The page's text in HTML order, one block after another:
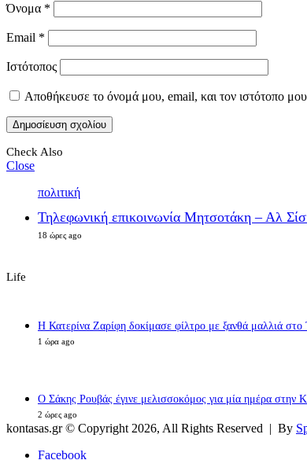
Όνομα *
Email *
Ιστότοπος
Αποθήκευσε το όνομά μου, email, και τον ιστότοπο
Check Also
Close
πολιτική
Τηλεφωνική επικοινωνία Μητσοτάκη – Αλ
18 ώρες ago
Life
Η Κατερίνα Ζαρίφη δοκίμασε φίλτρο με ξανθά μαλλιά
1 ώρα ago
Ο Σάκης Ρουβάς έγινε μελισσοκόμος για μία ημέρα στην
2 ώρες ago
kontasas.gr © Copyright 2026, All Rights Reserved | By
Facebook